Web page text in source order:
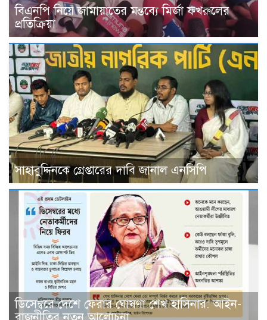
বিএনপি নিয়ে জামায়াতের মন্তব্যে মির্জা ফখরুলের
প্রতিক্রিয়া
সাহাবুদ্দিনকে গ্রেপ্তারের দাবি জানাল এনসিপি
ডিসেম্বরে দেশে ফেরার ঘোষণা শেখ হাসিনার: আইন-